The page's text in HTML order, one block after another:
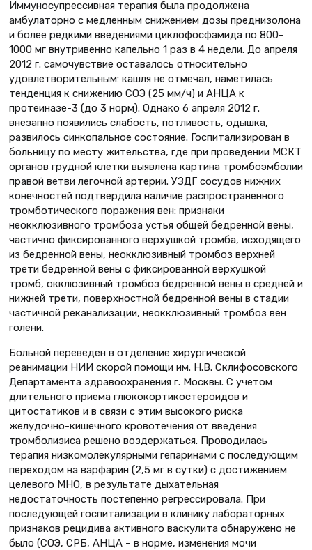
Иммуносупрессивная терапия была продолжена
амбулаторно с медленным снижением дозы преднизолона
и более редкими введениями циклофосфамида по 800–
1000 мг внутривенно капельно 1 раз в 4 недели. До апреля
2012 г. самочувствие оставалось относительно
удовлетворительным: кашля не отмечал, наметилась
тенденция к снижению СОЭ (25 мм/ч) и АНЦА к
протеиназе-3 (до 3 норм). Однако 6 апреля 2012 г.
внезапно появились слабость, потливость, одышка,
развилось синкопальное состояние. Госпитализирован в
больницу по месту жительства, где при проведении МСКТ
органов грудной клетки выявлена картина тромбоэмболии
правой ветви легочной артерии. УЗДГ сосудов нижних
конечностей подтвердила наличие распространенного
тромботического поражения вен: признаки
неокклюзивного тромбоза устья общей бедренной вены,
частично фиксированного верхушкой тромба, исходящего
из бедренной вены, неокклюзивный тромбоз верхней
трети бедренной вены с фиксированной верхушкой
тромб, окклюзивный тромбоз бедренной вены в средней и
нижней трети, поверхностной бедренной вены в стадии
частичной реканализации, неокклюзивный тромбоз вен
голени.
Больной переведен в отделение хирургической
реанимации НИИ скорой помощи им. Н.В. Склифосовского
Департамента здравоохранения г. Москвы. С учетом
длительного приема глюкокортикостероидов и
цитостатиков и в связи с этим высокого риска
желудочно-кишечного кровотечения от введения
тромболизиса решено воздержаться. Проводилась
терапия низкомолекулярными гепаринами с последующим
переходом на варфарин (2,5 мг в сутки) с достижением
целевого МНО, в результате дыхательная
недостаточность постепенно регрессировала. При
последующей госпитализации в клинику лабораторных
признаков рецидива активного васкулита обнаружено не
было (СОЭ, СРБ, АНЦА – в норме, изменения мочи